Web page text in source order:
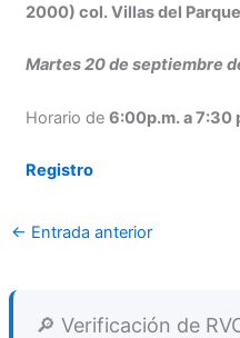
2000) col. Villas del
Martes 20 de septiembre
Horario de 6:00p.m. a 7:30
Registro
← Entrada anterior
🔎 Verificación de